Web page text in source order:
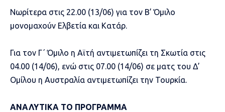
Νωρίτερα στις 22.00 (13/06) για τον Β’ Όμιλο
μονομαχούν Ελβετία και Κατάρ.
Για τον Γ΄ Όμιλο η Αϊτή αντιμετωπίζει τη Σκωτία στις
04.00 (14/06), ενώ στις 07.00 (14/06) σε ματς του Δ’
Ομίλου η Αυστραλία αντιμετωπίζει την Τουρκία.
ΑΝΑΛΥΤΙΚΑ ΤΟ ΠΡΟΓΡΑΜΜΑ